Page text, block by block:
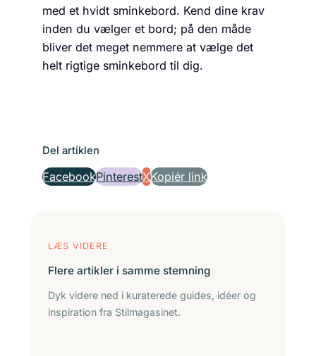
med et hvidt sminkebord. Kend dine krav
inden du vælger et bord; på den måde
bliver det meget nemmere at vælge det
helt rigtige sminkebord til dig.
Del artiklen
FacebookPinterestXKopiér link
LÆS VIDERE
Flere artikler i samme stemning
Dyk videre ned i kuraterede guides, idéer og
inspiration fra Stilmagasinet.